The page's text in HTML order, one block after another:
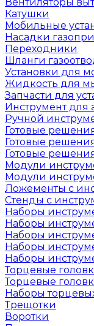
Катушки
Мобильные
Насадки
Переходники
Шланги
Установки для
Жидкость для
Запчасти для
Инструмент для
Ручной
Готовые
Готовые
Готовые
Модули
Модули
Ложементы с
Стенды с
Наборы
Наборы
Наборы
Наборы
Наборы
Торцевые
Торцевые
Наборы
Трещотки
Воротки